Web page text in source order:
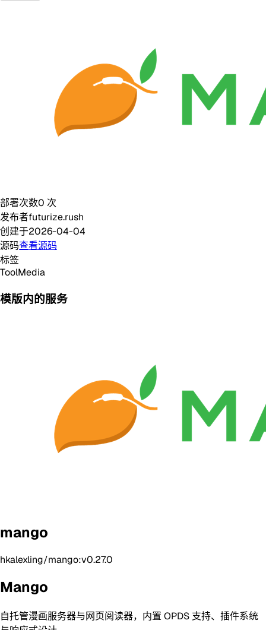
部署次数0 次
发布者futurize.rush
创建于2026-04-04
源码查看源码
标签
ToolMedia
模版内的服务
mango
hkalexling/mango:v0.27.0
Mango
自托管漫画服务器与网页阅读器，内置 OPDS 支持、插件系统